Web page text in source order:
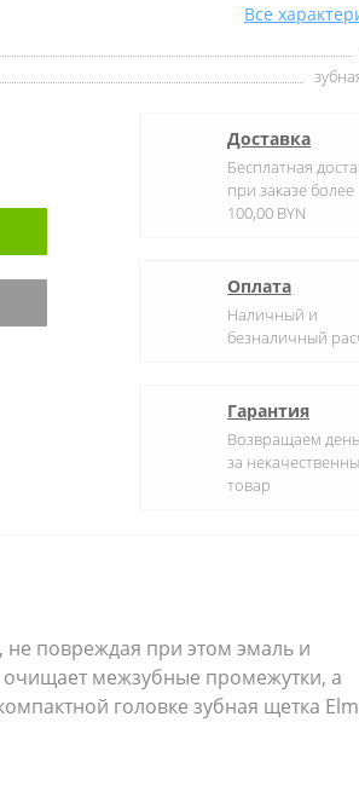
Все
Доставка
Бесплатная
при заказе более
100,00 BYN
Оплата
Наличный и
безналичный
Гарантия
Возвращаем
за
товар
не повреждая при этом эмаль и
межзубные промежутки, а
головке зубная щетка